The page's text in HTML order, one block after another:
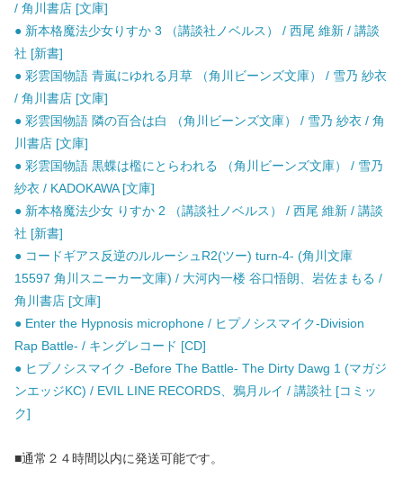
/ 角川書店 [文庫]
● 新本格魔法少女りすか 3 （講談社ノベルス） / 西尾 維新 / 講談
社 [新書]
● 彩雲国物語 青嵐にゆれる月草 （角川ビーンズ文庫） / 雪乃 紗衣
/ 角川書店 [文庫]
● 彩雲国物語 隣の百合は白 （角川ビーンズ文庫） / 雪乃 紗衣 / 角
川書店 [文庫]
● 彩雲国物語 黒蝶は檻にとらわれる （角川ビーンズ文庫） / 雪乃
紗衣 / KADOKAWA [文庫]
● 新本格魔法少女 りすか 2 （講談社ノベルス） / 西尾 維新 / 講談
社 [新書]
● コードギアス反逆のルルーシュR2(ツー) turn-4- (角川文庫
15597 角川スニーカー文庫) / 大河内一楼 谷口悟朗、岩佐まもる /
角川書店 [文庫]
● Enter the Hypnosis microphone / ヒプノシスマイク-Division
Rap Battle- / キングレコード [CD]
● ヒプノシスマイク -Before The Battle- The Dirty Dawg 1 (マガジ
ンエッジKC) / EVIL LINE RECORDS、鴉月ルイ / 講談社 [コミッ
ク]
■通常２４時間以内に発送可能です。